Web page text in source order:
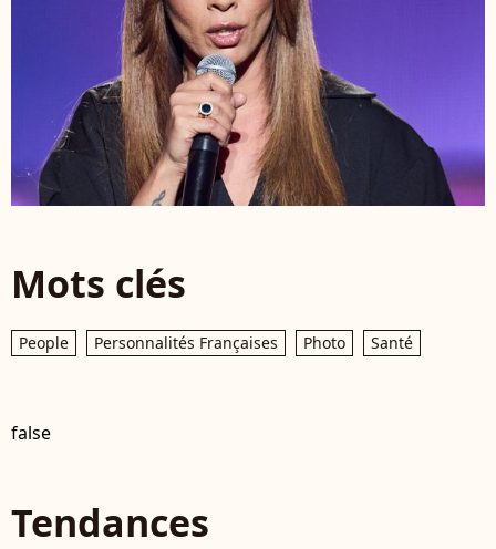
Mots clés
People Personnalités Françaises Photo Santé
false
Tendances